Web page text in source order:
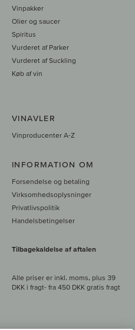
Vinpakker
Olier og saucer
Spiritus
Vurderet af Parker
Vurderet af Suckling
Køb af vin
VINAVLER
Vinproducenter A-Z
INFORMATION OM
Forsendelse og betaling
Virksomhedsoplysninger
Privatlivspolitik
Handelsbetingelser
Tilbagekaldelse af aftalen
Alle priser er inkl. moms, plus 39
DKK i fragt- fra 450 DKK gratis fragt